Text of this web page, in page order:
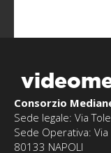
Consorzio
Sede legale: Via
Sede Operativa:
80133 NAPOLI